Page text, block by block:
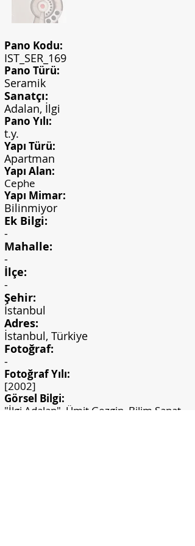
Pano Kodu:
IST_SER_169
Pano Türü:
Seramik
Sanatçı:
Adalan, İlgi
Pano Yılı:
t.y.
Yapı Türü:
Apartman
Yapı Alan:
Cephe
Yapı Mimar:
Bilinmiyor
Ek Bilgi:
-
Mahalle:
-
İlçe:
-
Şehir:
İstanbul
Adres:
İstanbul, Türkiye
Fotoğraf:
-
Fotoğraf Yılı:
[2002]
Görsel Bilgi:
"İlgi Adalan", Ümit Gezgin, Bilim Sanat